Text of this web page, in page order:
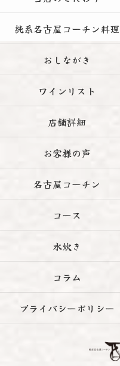
純系名古屋コーチン料理
おしながき
ワインリスト
店舗詳細
お客様の声
名古屋コーチン
コース
水炊き
コラム
プライバシーポリシー